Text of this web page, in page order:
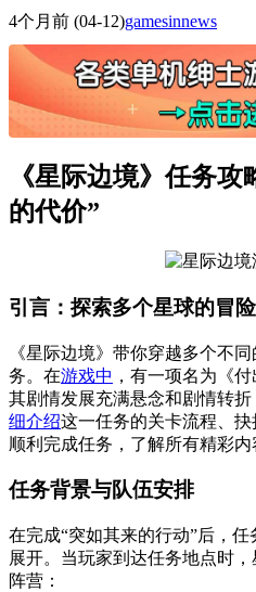
4个月前 (04-12)gamesinnews
《星际边境》任务
的代价”
引言：探索多个星球的冒
《星际边境》带你穿越多个不
务。在游戏中 ，有一项名为《
其剧情发展充满悬念和剧情转
细介绍这一任务的关卡流程、
顺利完成任务，了解所有精彩内
任务背景与队伍安排
在完成“突如其来的行动”后，
展开。当玩家到达任务地点时
阵营：